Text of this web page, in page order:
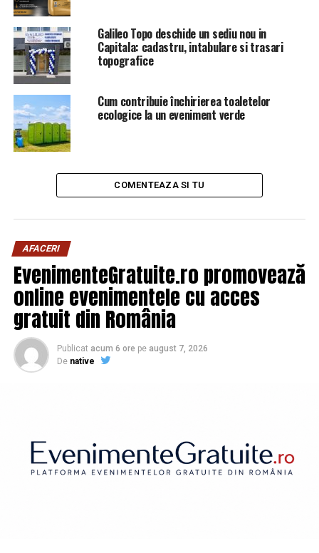
bugetul de stat pe un act normativ în vigoare”, a
precizat, vineri, la Parlament, Liviu Dragnea, referindu-
se la noul sistem prin care vor fi alocaţi bani pentru
bugetele locale.
ARTICOLE PE ACEIASI TEMA:
Dăncilă a decis ce miniștri vor părăsi Guvernul. Anunțul
făcut de Liviu Dragnea | Capitala24
nouă premieră | Capitala24
Galileo Topo deschide un sediu nou in
Capitala: cadastru, intabulare si trasari
topografice
Cum contribuie închirierea toaletelor
ecologice la un eveniment verde
COMENTEAZA SI TU
AFACERI
EvenimenteGratuite.ro promovează
online evenimentele cu acces
gratuit din România
Publicat acum 6 ore pe august 7, 2026
De native